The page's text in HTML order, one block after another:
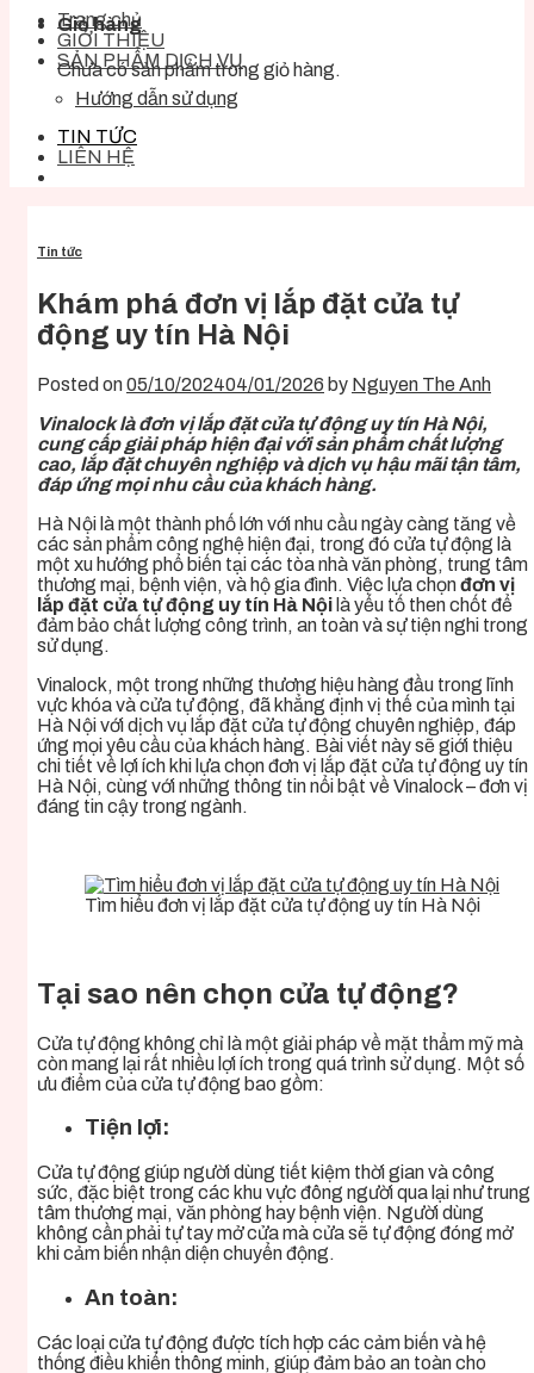
Giỏ hàng
Chưa có sản phẩm trong giỏ hàng.
Trang chủ
GIỚI THIỆU
SẢN PHẨM DỊCH VỤ
Hướng dẫn sử dụng
TIN TỨC
LIÊN HỆ
Tin tức
Khám phá đơn vị lắp đặt cửa tự
động uy tín Hà Nội
Posted on05/10/202404/01/2026 by Nguyen The Anh
Vinalock là đơn vị lắp đặt cửa tự động uy tín Hà Nội,
cung cấp giải pháp hiện đại với sản phẩm chất lượng
cao, lắp đặt chuyên nghiệp và dịch vụ hậu mãi tận tâm,
đáp ứng mọi nhu cầu của khách hàng.
Hà Nội là một thành phố lớn với nhu cầu ngày càng tăng về
các sản phẩm công nghệ hiện đại, trong đó cửa tự động là
một xu hướng phổ biến tại các tòa nhà văn phòng, trung tâm
thương mại, bệnh viện, và hộ gia đình. Việc lựa chọnđơn vị
lắp đặt cửa tự động uy tín Hà Nội là yếu tố then chốt để
đảm bảo chất lượng công trình, an toàn và sự tiện nghi trong
sử dụng.
Vinalock, một trong những thương hiệu hàng đầu trong lĩnh
vực khóa và cửa tự động, đã khẳng định vị thế của mình tại
Hà Nội với dịch vụ lắp đặt cửa tự động chuyên nghiệp, đáp
ứng mọi yêu cầu của khách hàng. Bài viết này sẽ giới thiệu
chi tiết về lợi ích khi lựa chọn đơn vị lắp đặt cửa tự động uy tín
Hà Nội, cùng với những thông tin nổi bật về Vinalock – đơn vị
đáng tin cậy trong ngành.
Tìm hiểu đơn vị lắp đặt cửa tự động uy tín Hà Nội
Tại sao nên chọn cửa tự động?
Cửa tự động không chỉ là một giải pháp về mặt thẩm mỹ mà
còn mang lại rất nhiều lợi ích trong quá trình sử dụng. Một số
ưu điểm của cửa tự động bao gồm:
Tiện lợi:
Cửa tự động giúp người dùng tiết kiệm thời gian và công
sức, đặc biệt trong các khu vực đông người qua lại như trung
tâm thương mại, văn phòng hay bệnh viện. Người dùng
không cần phải tự tay mở cửa mà cửa sẽ tự động đóng mở
khi cảm biến nhận diện chuyển động.
An toàn:
Các loại cửa tự động được tích hợp các cảm biến và hệ
thống điều khiển thông minh, giúp đảm bảo an toàn cho